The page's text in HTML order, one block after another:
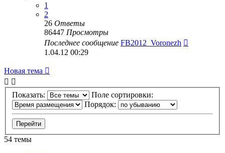
1
2
26 Ответы
86447 Просмотры
Последнее сообщение FB2012_Voronezh
1.04.12 00:29
Новая тема
Показать:
Поле сортировки:
Порядок:
54 темы